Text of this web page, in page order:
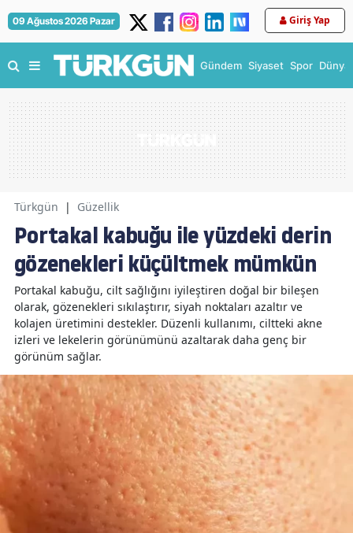
09 Ağustos 2026 Pazar Giriş Yap
Gündem Siyaset Spor Dünya
Türkgün | Güzellik
Portakal kabuğu ile yüzdeki derin
gözenekleri küçültmek mümkün
Portakal kabuğu, cilt sağlığını iyileştiren doğal bir bileşen
olarak, gözenekleri sıkılaştırır, siyah noktaları azaltır ve
kolajen üretimini destekler. Düzenli kullanımı, ciltteki akne
izleri ve lekelerin görünümünü azaltarak daha genç bir
görünüm sağlar.